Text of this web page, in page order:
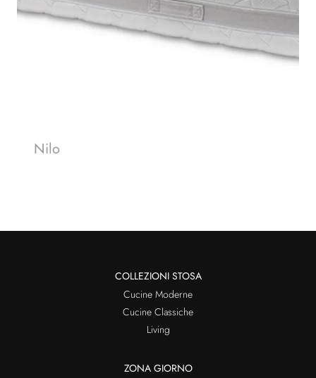
Nilo
COLLEZIONI STOSA
Cucine Moderne
Cucine Classiche
Living
ZONA GIORNO